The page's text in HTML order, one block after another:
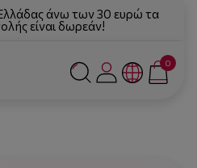
Ελλάδας άνω των 30 ευρώ τα
είναι δωρεάν!
0